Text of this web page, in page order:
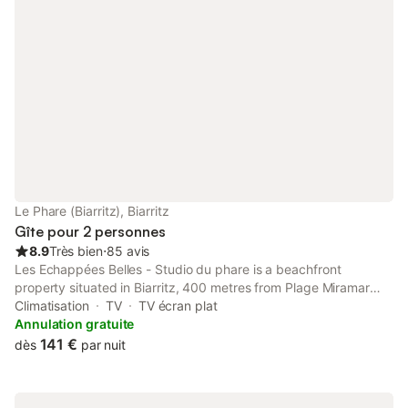
Le Phare (Biarritz), Biarritz
Gîte pour 2 personnes
8.9Très bien⋅85 avis
Les Echappées Belles - Studio du phare is a beachfront
property situated in Biarritz, 400 metres from Plage Miramar
and 4.3 km from Biarritz Train Station.
Climatisation TV
TV écran plat
Annulation gratuite
dès 141 € par nuit